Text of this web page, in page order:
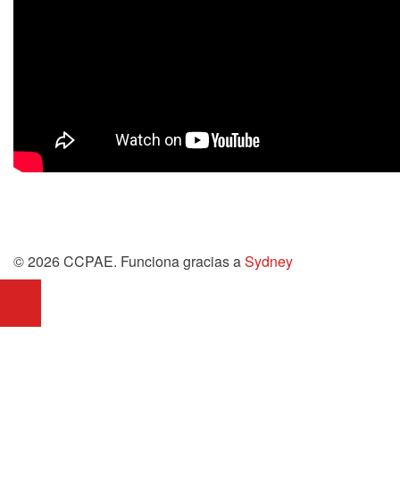
© 2026 CCPAE. Funciona gracias aSydney